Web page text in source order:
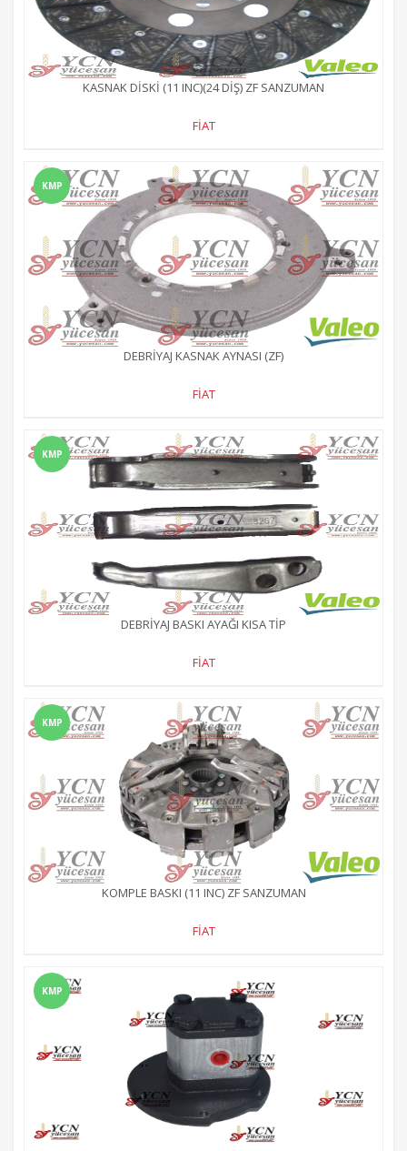
KASNAK DİSKİ (11 INC)(24 DİŞ) ZF SANZUMAN
FİAT
KMP
DEBRİYAJ KASNAK AYNASI (ZF)
FİAT
KMP
DEBRİYAJ BASKI AYAĞI KISA TİP
FİAT
KMP
KOMPLE BASKI (11 INC) ZF SANZUMAN
FİAT
KMP